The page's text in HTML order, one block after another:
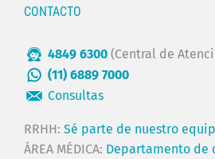
CONTACTO
4849 6300 (Central de
(11) 6889 7000
Consultas
RRHH: Sé parte de nuestro
ÁREA MÉDICA: Departamento de